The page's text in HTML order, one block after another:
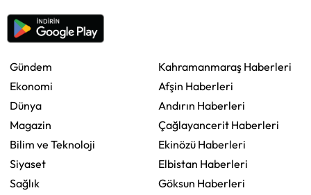
Gündem
Ekonomi
Dünya
Magazin
Bilim ve Teknoloji
Siyaset
Sağlık
Kahramanmaraş Haberleri
Afşin Haberleri
Andırın Haberleri
Çağlayancerit Haberleri
Ekinözü Haberleri
Elbistan Haberleri
Göksun Haberleri